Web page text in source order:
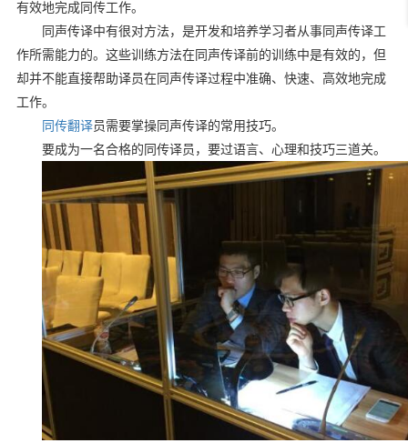
有效地完成同传工作。
同声传译中有很对方法，是开发和培养学习者从事同声传译工
作所需能力的。这些训练方法在同声传译前的训练中是有效的，但
却并不能直接帮助译员在同声传译过程中准确、快速、高效地完成
工作。
同传翻译员需要掌操同声传译的常用技巧。
要成为一名合格的同传译员，要过语言、心理和技巧三道关。